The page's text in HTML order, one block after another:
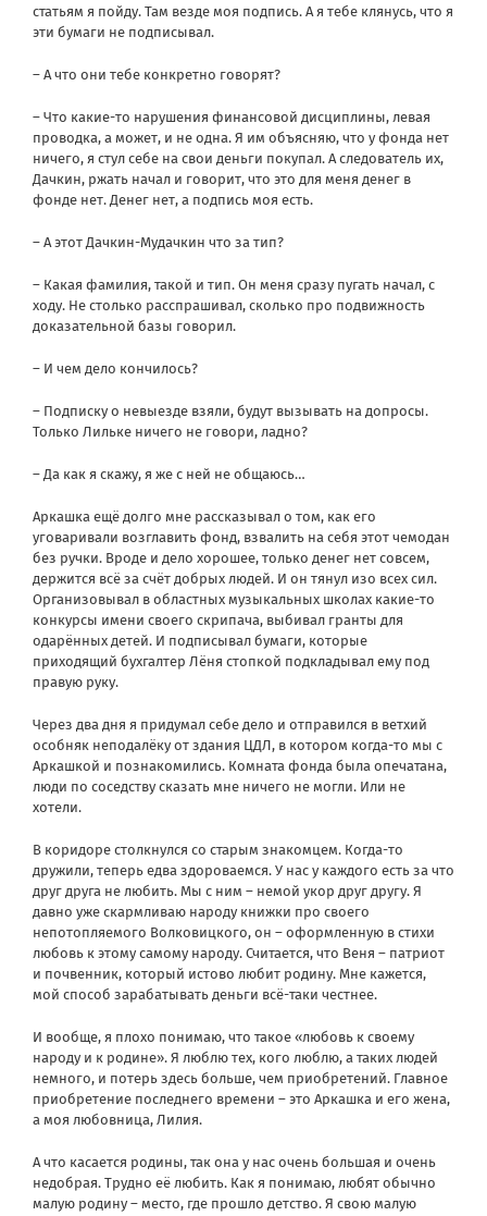
статьям я пойду. Там везде моя подпись. А я тебе клянусь, что я
эти бумаги не подписывал.
– А что они тебе конкретно говорят?
– Что какие-то нарушения финансовой дисциплины, левая
проводка, а может, и не одна. Я им объясняю, что у фонда нет
ничего, я стул себе на свои деньги покупал. А следователь их,
Дачкин, ржать начал и говорит, что это для меня денег в
фонде нет. Денег нет, а подпись моя есть.
– А этот Дачкин-Мудачкин что за тип?
– Какая фамилия, такой и тип. Он меня сразу пугать начал, с
ходу. Не столько расспрашивал, сколько про подвижность
доказательной базы говорил.
– И чем дело кончилось?
– Подписку о невыезде взяли, будут вызывать на допросы.
Только Лильке ничего не говори, ладно?
– Да как я скажу, я же с ней не общаюсь…
Аркашка ещё долго мне рассказывал о том, как его
уговаривали возглавить фонд, взвалить на себя этот чемодан
без ручки. Вроде и дело хорошее, только денег нет совсем,
держится всё за счёт добрых людей. И он тянул изо всех сил.
Организовывал в областных музыкальных школах какие-то
конкурсы имени своего скрипача, выбивал гранты для
одарённых детей. И подписывал бумаги, которые
приходящий бухгалтер Лёня стопкой подкладывал ему под
правую руку.
Через два дня я придумал себе дело и отправился в ветхий
особняк неподалёку от здания ЦДЛ, в котором когда-то мы с
Аркашкой и познакомились. Комната фонда была опечатана,
люди по соседству сказать мне ничего не могли. Или не
хотели.
В коридоре столкнулся со старым знакомцем. Когда-то
дружили, теперь едва здороваемся. У нас у каждого есть за что
друг друга не любить. Мы с ним – немой укор друг другу. Я
давно уже скармливаю народу книжки про своего
непотопляемого Волковицкого, он – оформленную в стихи
любовь к этому самому народу. Считается, что Веня – патриот
и почвенник, который истово любит родину. Мне кажется,
мой способ зарабатывать деньги всё-таки честнее.
И вообще, я плохо понимаю, что такое «любовь к своему
народу и к родине». Я люблю тех, кого люблю, а таких людей
немного, и потерь здесь больше, чем приобретений. Главное
приобретение последнего времени – это Аркашка и его жена,
а моя любовница, Лилия.
А что касается родины, так она у нас очень большая и очень
недобрая. Трудно её любить. Как я понимаю, любят обычно
малую родину – место, где прошло детство. Я свою малую